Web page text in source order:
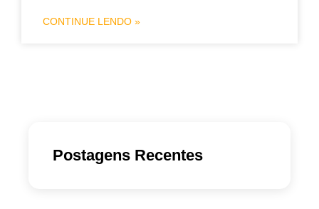
CONTINUE LENDO »
Postagens Recentes